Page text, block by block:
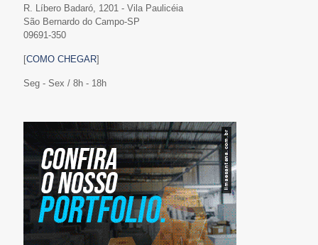
R. Líbero Badaró, 1201 - Vila Paulicéia
São Bernardo do Campo-SP
09691-350
[COMO CHEGAR]
Seg - Sex / 8h - 18h